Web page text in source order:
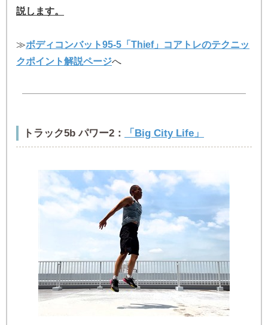
説します。
≫ボディコンバット95-5「Thief」コアトレのテクニッ
クポイント解説ページへ
トラック5b パワー2： 「Big City Life」